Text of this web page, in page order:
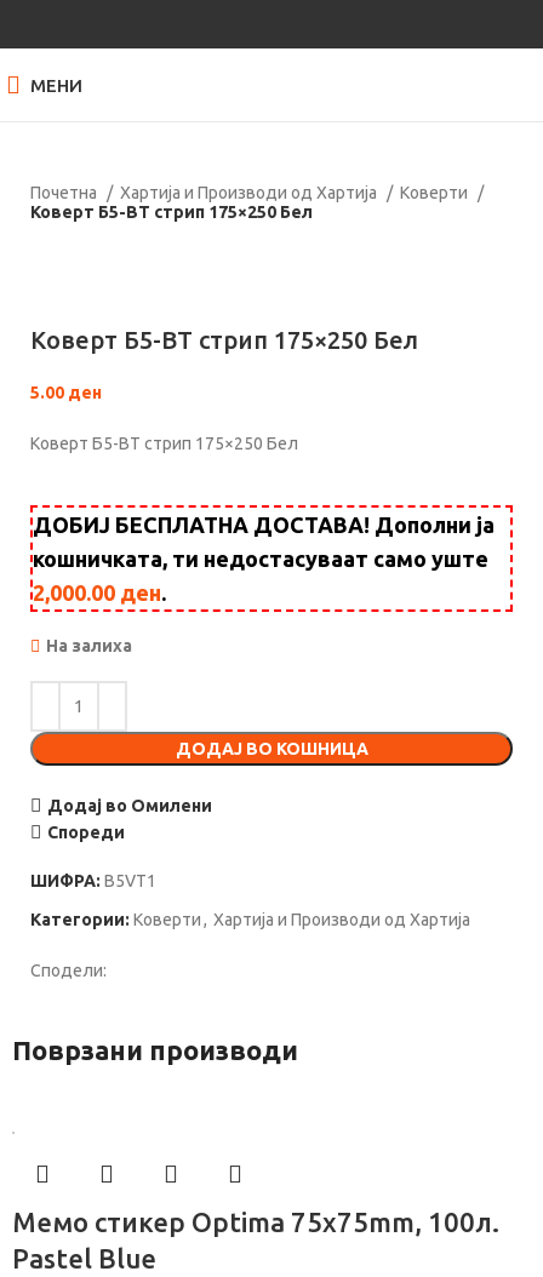
МЕНИ
Почетна Хартија и Производи од Хартија
Коверти
Коверт Б5-ВТ стрип 175×250 Бел
Коверт Б5-ВТ стрип 175×250 Бел
5.00 ден
Коверт Б5-ВТ стрип 175×250 Бел
ДОБИЈ БЕСПЛАТНА ДОСТАВА! Дополни ја
кошничката, ти недостасуваат само уште
2,000.00 ден.
На залиха
ДОДАЈ ВО КОШНИЦА
Додај во Омилени
Спореди
ШИФРА: B5VT1
Категории: Коверти, Хартија и Производи од Хартија
Сподели:
Поврзани производи
Мемо стикер Optima 75x75mm, 100л.
Pastel Blue